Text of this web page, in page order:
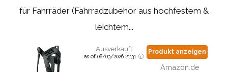
für Fahrräder (Fahrradzubehör aus hochfestem &
leichtem...
Ausverkauft
as of 08/03/2026 21:31
Produkt anzeigen
Amazon.de